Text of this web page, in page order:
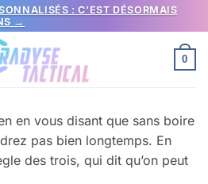
: C’EST DÉSORMAIS
→
0
en vous disant que sans boire
pas bien longtemps. En
des trois, qui dit qu’on peut